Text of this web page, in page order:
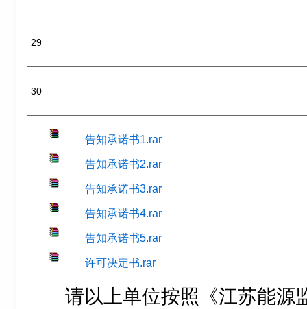
29
30
告知承诺书1.rar
告知承诺书2.rar
告知承诺书3.rar
告知承诺书4.rar
告知承诺书5.rar
许可决定书.rar
请以上单位按照《江苏能源